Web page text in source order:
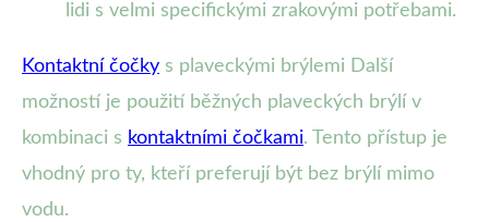
lidi s velmi specifickými zrakovými potřebami.
Kontaktní čočky s plaveckými brýlemi Další
možností je použití běžných plaveckých brýlí v
kombinaci s kontaktními čočkami. Tento přístup je
vhodný pro ty, kteří preferují být bez brýlí mimo
vodu.